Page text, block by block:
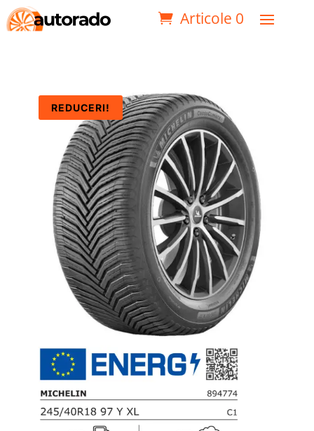
Articole 0
REDUCERI!